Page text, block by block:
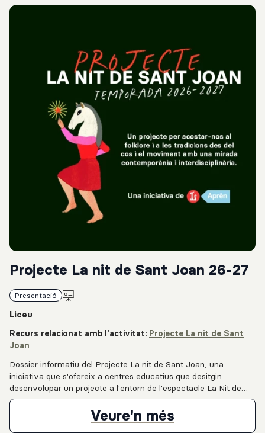
Projecte La nit de Sant Joan 26-27
Presentació
Liceu
Recurs relacionat amb l'activitat: Projecte La nit de Sant
Joan .
Dossier informatiu del Projecte La nit de Sant Joan, una
iniciativa que s'ofereix a centres educatius que desitgin
desenvolupar un projecte a l'entorn de l'espectacle La Nit de
Sant Joan, el qual posa en valor el folklore i les tradicions des
del cos i el moviment amb una mirada contemporània i
interdisciplinària. En el document trobareu els continguts
Veure'n més